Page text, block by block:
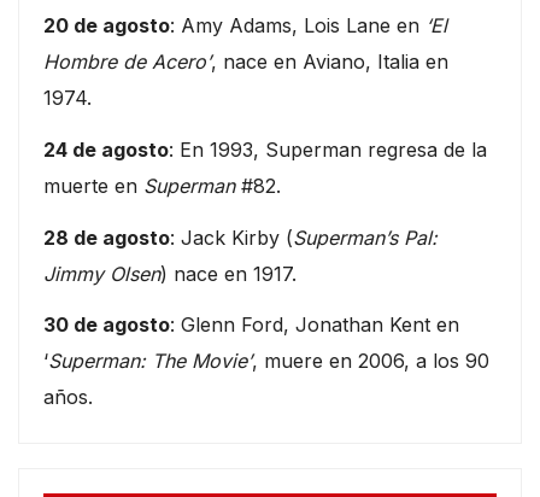
20 de agosto: Amy Adams, Lois Lane en ‘El
Hombre de Acero’, nace en Aviano, Italia en
1974.
24 de agosto: En 1993, Superman regresa de la
muerte en Superman#82.
28 de agosto: Jack Kirby (Superman’s Pal:
Jimmy Olsen) nace en 1917.
30 de agosto: Glenn Ford, Jonathan Kent en
‘Superman: The Movie’, muere en 2006, a los 90
años.